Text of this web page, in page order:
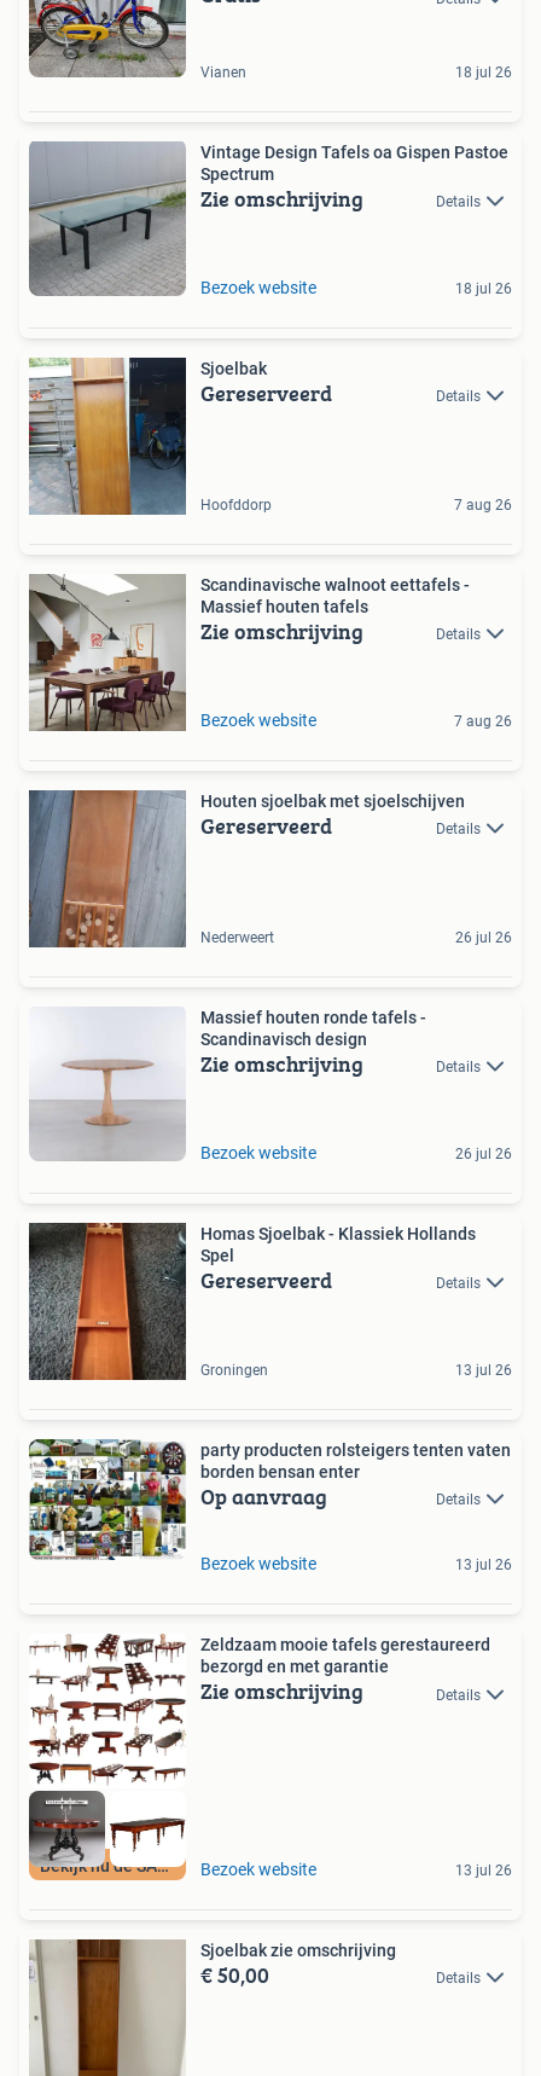
Vianen 18 jul 26
Vintage Design Tafels oa Gispen Pastoe
Spectrum
Zie omschrijving Details
Bezoek website 18 jul 26
Sjoelbak
Gereserveerd Details
Hoofddorp 7 aug 26
Scandinavische walnoot eettafels -
Massief houten tafels
Zie omschrijving Details
Bezoek website 7 aug 26
Houten sjoelbak met sjoelschijven
Gereserveerd Details
Nederweert 26 jul 26
Massief houten ronde tafels -
Scandinavisch design
Zie omschrijving Details
Bezoek website 26 jul 26
Homas Sjoelbak - Klassiek Hollands
Spel
Gereserveerd Details
Groningen 13 jul 26
party producten rolsteigers tenten vaten
borden bensan enter
Op aanvraag Details
Bezoek website 13 jul 26
Bekijk nu de SALE
Zeldzaam mooie tafels gerestaureerd
bezorgd en met garantie
Zie omschrijving Details
Bezoek website 13 jul 26
Sjoelbak zie omschrijving
€ 50,00 Details